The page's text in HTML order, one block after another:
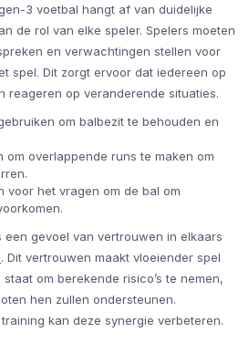
3 voetbal hangt af van duidelijke
de rol van elke speler. Spelers moeten
en verwachtingen stellen voor
spel. Dit zorgt ervoor dat iedereen op
reageren op veranderende situaties.
om balbezit te behouden en
om overlappende runs te maken om
voor het vragen om de bal om
een gevoel van vertrouwen in elkaars
. Dit vertrouwen maakt vloeiender spel
om berekende risico’s te nemen,
hen zullen ondersteunen.
kan deze synergie verbeteren.